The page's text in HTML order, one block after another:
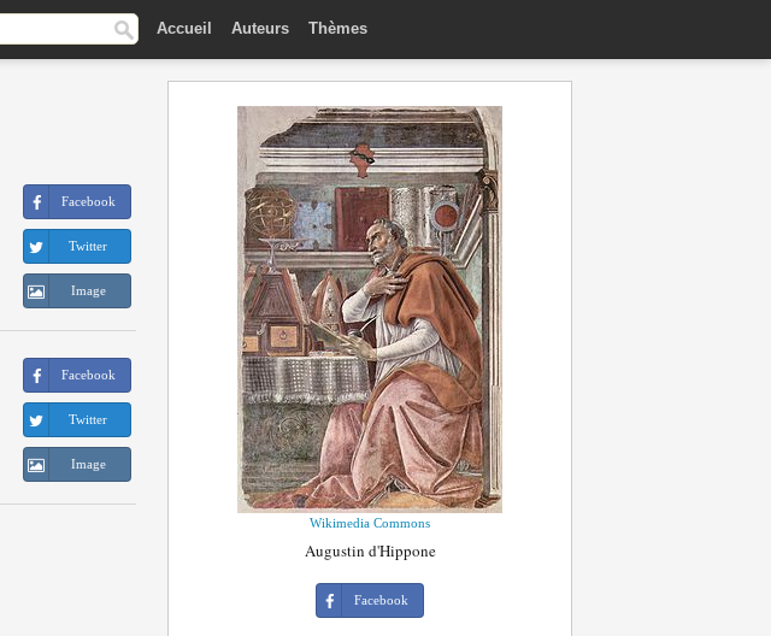
Accueil Auteurs Thèmes
Facebook
Twitter
Image
Facebook
Twitter
Image
Wikimedia Commons
Augustin d'Hippone
Facebook